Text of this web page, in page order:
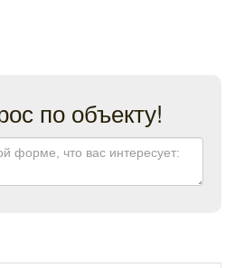
по объекту!